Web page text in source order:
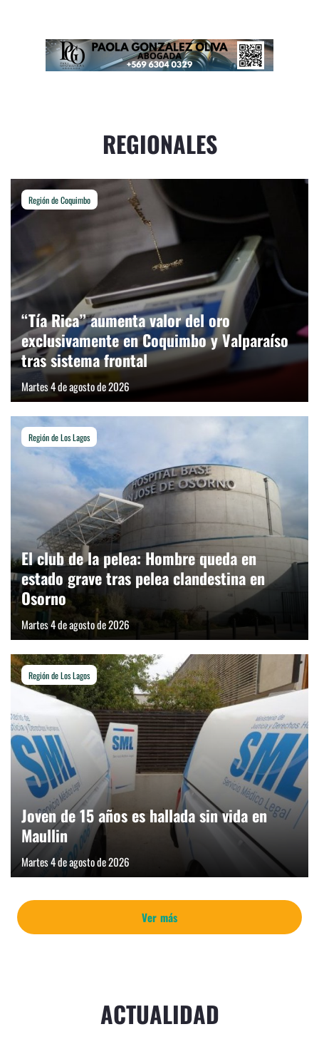
REGIONALES
Ver más
Región de Coquimbo
“Tía Rica” aumenta valor del oro
exclusivamente en Coquimbo y Valparaíso
tras sistema frontal
Martes 4 de agosto de 2026
Región de Los Lagos
El club de la pelea: Hombre queda en
estado grave tras pelea clandestina en
Osorno
Martes 4 de agosto de 2026
Región de Los Lagos
Joven de 15 años es hallada sin vida en
Maullin
Martes 4 de agosto de 2026
ACTUALIDAD